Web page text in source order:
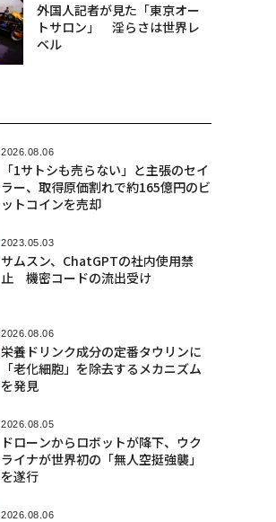
外国人記者が見た「東京オー
トサロン」 淫らさは世界レ
ベル
2026.08.06
「1サトシも売らない」と主張のセイ
ラー、取得原価割れで約165億円のビ
ットコインを売却
2023.05.03
サムスン、ChatGPTの社内使用禁
止 機密コードの流出受け
2026.08.06
栄養ドリンク成分の定番タウリンに
「老化細胞」を除去するメカニズム
を発見
2026.08.05
ドローンからロボットが降下、ウク
ライナが世界初の「無人空挺強襲」
を遂行
2026.08.06